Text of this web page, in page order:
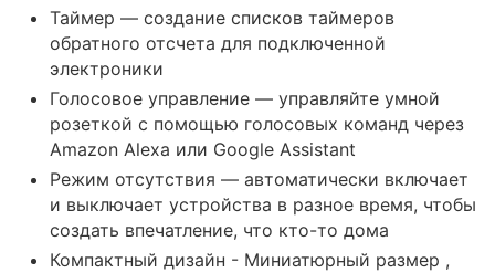
Таймер — создание списков таймеров
обратного отсчета для подключенной
электроники
Голосовое управление — управляйте умной
розеткой с помощью голосовых команд через
Amazon Alexa или Google Assistant
Режим отсутствия — автоматически включает
и выключает устройства в разное время, чтобы
создать впечатление, что кто-то дома
Компактный дизайн - Миниатюрный размер ,